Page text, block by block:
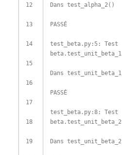
12
13
14
15
16
17
18
19
Dans test_alpha_2( )
PASSÉ
test_beta . py : 5 :
Test
beta .test_unit_beta_1
Dans test_unit_beta_1
PASSÉ
test_beta . py :8 :
Test
beta .test_unit_beta_2
Dans test_unit_beta_2